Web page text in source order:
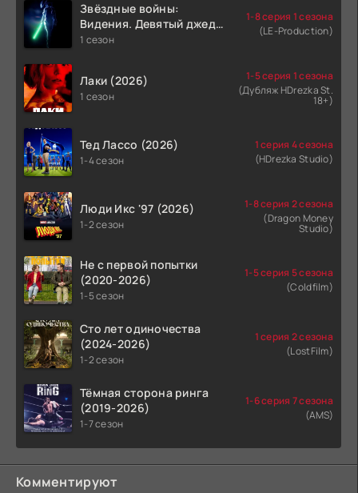
Звёздные войны:
Видения. Девятый джедай
(2026)
1 сезон
1-8 серия 1 сезона
(LE-Production)
Лаки (2026)
1 сезон
1-5 серия 1 сезона
(Дубляж HDrezka St.
18+)
Тед Лассо (2026)
1-4 сезон
1 серия 4 сезона
(HDrezka Studio)
Люди Икс '97 (2026)
1-2 сезон
1-8 серия 2 сезона
(Dragon Money
Studio)
Не с первой попытки
(2020-2026)
1-5 сезон
1-5 серия 5 сезона
(Coldfilm)
Сто лет одиночества
(2024-2026)
1-2 сезон
1 серия 2 сезона
(LostFilm)
Тёмная сторона ринга
(2019-2026)
1-7 сезон
1-6 серия 7 сезона
(AMS)
Комментируют